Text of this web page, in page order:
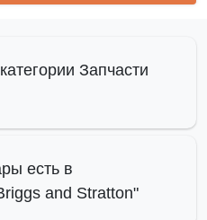
вернуть технику к
представлены
назначения: от
каждая деталь полностью
и
Запчасти
есть в
and Stratton"